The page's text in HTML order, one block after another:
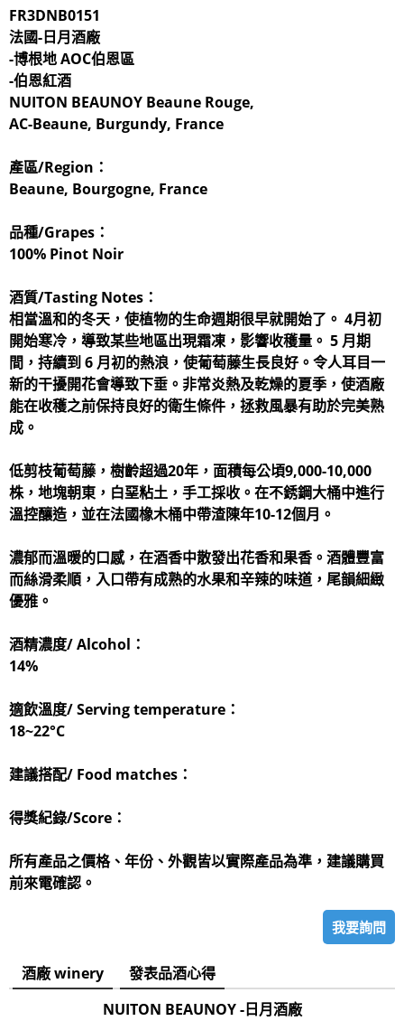
FR3DNB0151
法國-日月酒廠
-博根地 AOC伯恩區
-伯恩紅酒
NUITON BEAUNOY Beaune Rouge,
AC-Beaune, Burgundy, France
產區/Region：
Beaune, Bourgogne, France
品種/Grapes：
100% Pinot Noir
酒質/Tasting Notes：
相當溫和的冬天，使植物的生命週期很早就開始了。 4月初
開始寒冷，導致某些地區出現霜凍，影響收穫量。 5 月期
間，持續到 6 月初的熱浪，使葡萄藤生長良好。令人耳目一
新的干擾開花會導致下垂。非常炎熱及乾燥的夏季，使酒廠
能在收穫之前保持良好的衛生條件，拯救風暴有助於完美熟
成。
低剪枝葡萄藤，樹齡超過20年，面積每公頃9,000-10,000
株，地塊朝東，白堊粘土，手工採收。在不銹鋼大桶中進行
溫控釀造，並在法國橡木桶中帶渣陳年10-12個月。
濃郁而溫暖的口感，在酒香中散發出花香和果香。酒體豐富
而絲滑柔順，入口帶有成熟的水果和辛辣的味道，尾韻細緻
優雅。
酒精濃度/ Alcohol：
14%
適飲溫度/ Serving temperature：
18~22°C
建議搭配/ Food matches：
得獎紀錄/Score：
所有產品之價格、年份、外觀皆以實際產品為準，建議購買
前來電確認。
我要詢問
酒廠 winery
發表品酒心得
NUITON BEAUNOY -日月酒廠